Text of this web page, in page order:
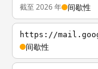
截至 2026 年 间歇性
https://
间歇性